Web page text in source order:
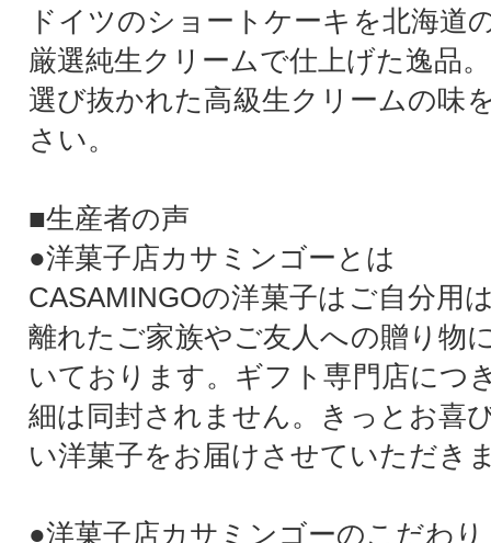
ドイツのショートケーキを北海道
厳選純生クリームで仕上げた逸品。
選び抜かれた高級生クリームの味
さい。
■生産者の声
●洋菓子店カサミンゴーとは
CASAMINGOの洋菓子はご自分用
離れたご家族やご友人への贈り物
いております。ギフト専門店につ
細は同封されません。きっとお喜
い洋菓子をお届けさせていただき
●洋菓子店カサミンゴーのこだわり